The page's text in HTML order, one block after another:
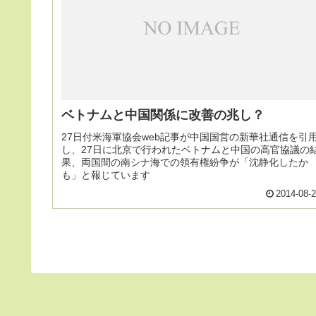
ベトナムと中国関係に改善の兆し？
27日付米海軍協会web記事が中国国営の新華社通信を引
し、27日に北京で行われたベトナムと中国の高官協議の
果、両国間の南シナ海での領有権紛争が「沈静化したか
も」と報じています
2014-08-